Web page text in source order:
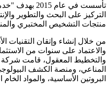
تأسست في عام
التركيز على البحث والتطوير
منتجات التشخيص المختبري
من خلال إنشاء وإتقان التقنيات
والاعتماد على سنوات من
المناعي، ومنصة الكشف
البروتين الأساسية، والمواد الخام